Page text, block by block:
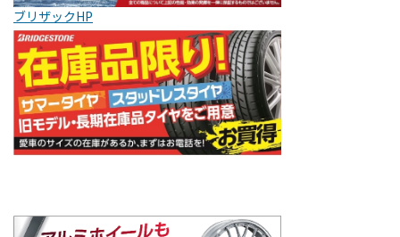
ブリザックHP